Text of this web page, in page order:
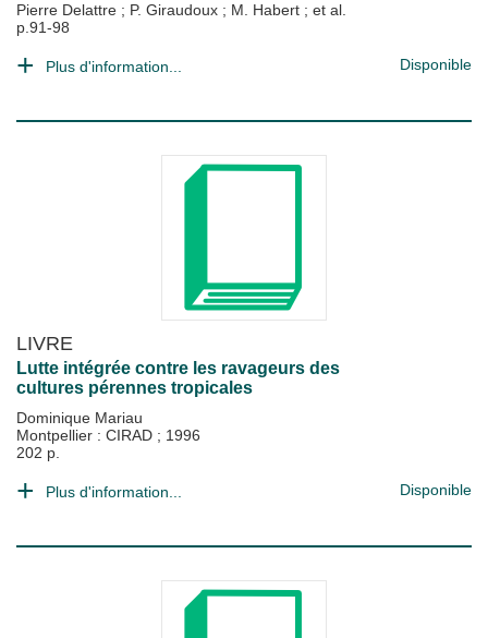
Pierre Delattre ; P. Giraudoux ; M. Habert ; et al.
p.91-98
Plus d'information... Disponible
LIVRE
Lutte intégrée contre les ravageurs des
cultures pérennes tropicales
Dominique Mariau
Montpellier : CIRAD ; 1996
202 p.
Plus d'information... Disponible